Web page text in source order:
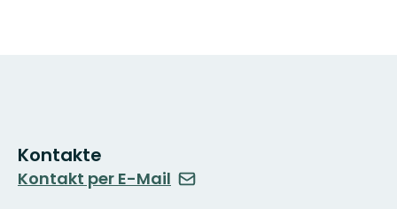
Kontakte
Kontakt per E-Mail